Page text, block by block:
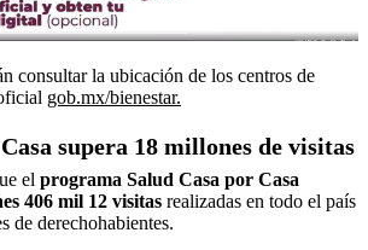
consultar la ubicación de los centros de
gob.mx/bienestar.
supera 18 millones de visitas
el programa Salud Casa por Casa
406 mil 12 visitas realizadas en todo el país
de derechohabientes.